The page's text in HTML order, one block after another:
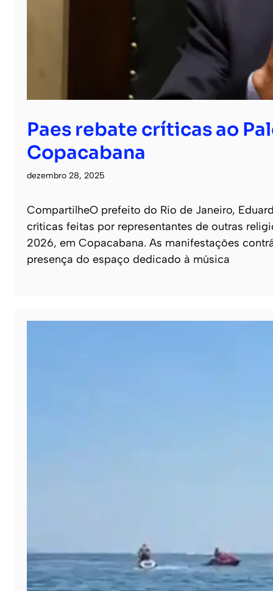
Paes rebate críticas ao
Copacabana
dezembro 28, 2025
CompartilheO prefeito do Rio de Janeiro,
críticas feitas por representantes de outras
2026, em Copacabana. As manifestações
presença do espaço dedicado à música